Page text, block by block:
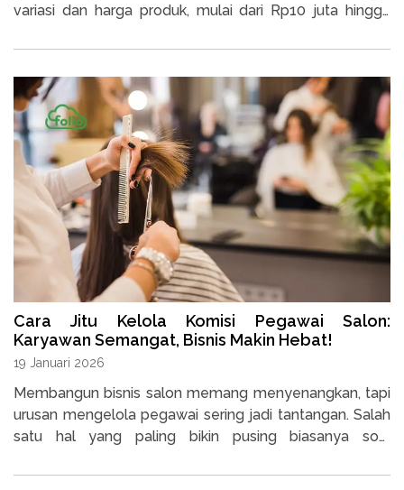
variasi dan harga produk, mulai dari Rp10 juta hingga
Cara Jitu Kelola Komisi Pegawai Salon:
Karyawan Semangat, Bisnis Makin Hebat!
19 Januari 2026
Membangun bisnis salon memang menyenangkan, tapi
urusan mengelola pegawai sering jadi tantangan. Salah
satu hal yang paling bikin pusing biasanya soal
untuk salon yang masih di tahap awal.